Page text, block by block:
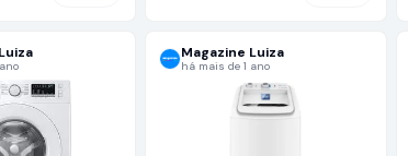
Magazine Luiza
há mais de 1 ano